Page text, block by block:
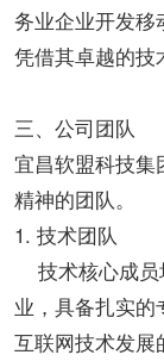
务业企业开发移
凭借其卓越的技
三、公司团队
宜昌软盟科技
精神的团队。
1. 技术团队
技术核心成员
业，具备扎实
互联网技术发展